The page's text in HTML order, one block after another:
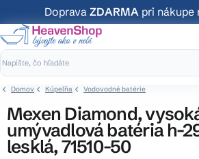
na
obsah
Doprava ZDARMA pri nákupe
Domov Kúpeľňa Vodovodné batérie
Mexen Diamond,
umývadlová batéria h-
lesklá, 71510-50